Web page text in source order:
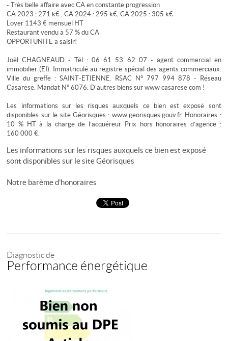
- Très belle affaire avec CA en constante progression
CA 2023 : 271 k€ , CA 2024 : 295 k€, CA 2025 : 305 k€
Loyer 1143 € mensuel HT
Restaurant vendu à 57 % du CA
OPPORTUNITE à saisir!
Joël CHAGNEAUD - Tél : 06 61 53 62 07 - agent commercial en
immobilier (EI). Immatriculé au registre spécial des agents commerciaux.
Ville du greffe : SAINT-ETIENNE. RSAC N° 797 994 878 - Réseau
Casarèse. Mandat N° 6076. D'autres biens sur www casarese com !
Les informations sur les risques auxquels ce bien est exposé sont
disponibles sur le site Géorisques : www.georisques.gouv.fr. Honoraires :
10 % HT à la charge de l’acquéreur Prix hors honoraires d’agence :
160 000 €.
Les informations sur les risques auxquels ce bien est exposé
sont disponibles sur le siteGéorisques
Notre barème d'honoraires
Diagnostic de
Performance énergétique